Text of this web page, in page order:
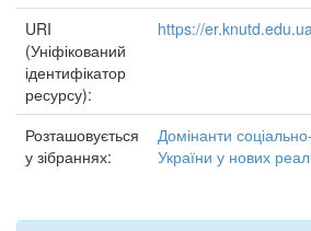
URI
(Уніфікований
ідентифікатор
ресурсу):
https://
Розташовується
у зібраннях:
Домінанти
України у нових